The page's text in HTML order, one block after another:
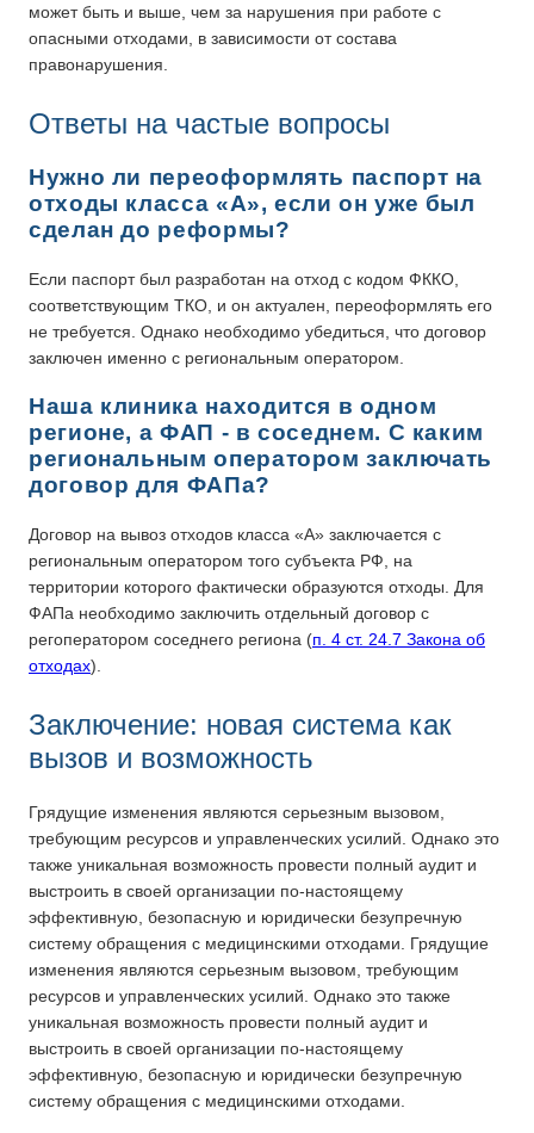
может быть и выше, чем за нарушения при работе с
опасными отходами, в зависимости от состава
правонарушения.
Ответы на частые вопросы
Нужно ли переоформлять паспорт на
отходы класса «А», если он уже был
сделан до реформы?
Если паспорт был разработан на отход с кодом ФККО,
соответствующим ТКО, и он актуален, переоформлять его
не требуется. Однако необходимо убедиться, что договор
заключен именно с региональным оператором.
Наша клиника находится в одном
регионе, а ФАП - в соседнем. С каким
региональным оператором заключать
договор для ФАПа?
Договор на вывоз отходов класса «А» заключается с
региональным оператором того субъекта РФ, на
территории которого фактически образуются отходы. Для
ФАПа необходимо заключить отдельный договор с
регоператором соседнего региона (п. 4 ст. 24.7 Закона об
отходах).
Заключение: новая система как
вызов и возможность
Грядущие изменения являются серьезным вызовом,
требующим ресурсов и управленческих усилий. Однако это
также уникальная возможность провести полный аудит и
выстроить в своей организации по-настоящему
эффективную, безопасную и юридически безупречную
систему обращения с медицинскими отходами. Грядущие
изменения являются серьезным вызовом, требующим
ресурсов и управленческих усилий. Однако это также
уникальная возможность провести полный аудит и
выстроить в своей организации по-настоящему
эффективную, безопасную и юридически безупречную
систему обращения с медицинскими отходами.